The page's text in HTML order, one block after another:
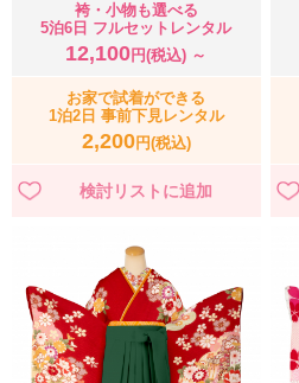
袴・小物も選べる
5泊6日 フルセットレンタル
12,100 円(税込) ～
お家で試着ができる
1泊2日 事前下見レンタル
2,200円(税込)